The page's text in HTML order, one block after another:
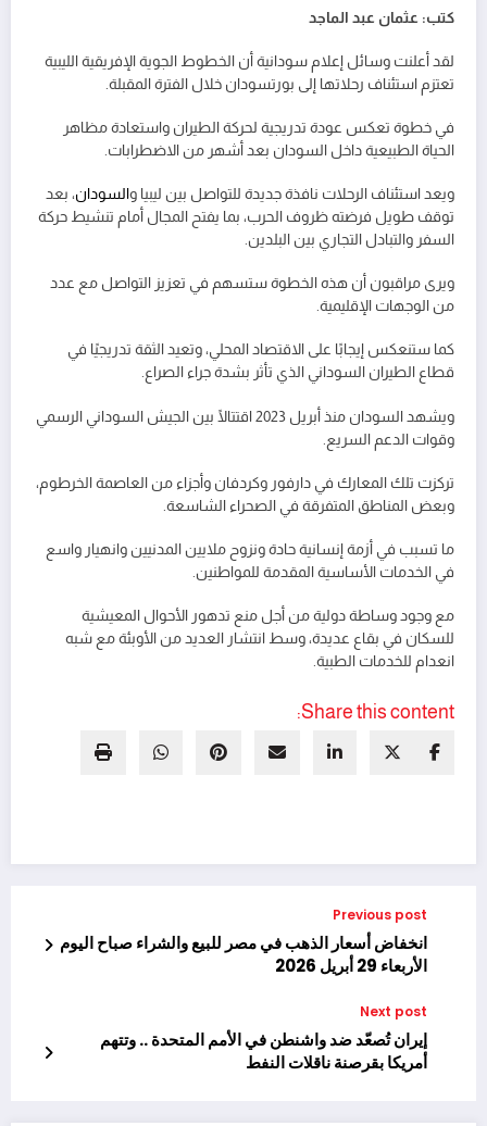
كتب: عثمان عبد الماجد
لقد أعلنت وسائل إعلام سودانية أن الخطوط الجوية الإفريقية الليبية
تعتزم استئناف رحلاتها إلى بورتسودان خلال الفترة المقبلة.
في خطوة تعكس عودة تدريجية لحركة الطيران واستعادة مظاهر
الحياة الطبيعية داخل السودان بعد أشهر من الاضطرابات.
ويعد استئناف الرحلات نافذة جديدة للتواصل بين ليبيا و السودان، بعد
توقف طويل فرضته ظروف الحرب، بما يفتح المجال أمام تنشيط حركة
السفر والتبادل التجاري بين البلدين.
ويرى مراقبون أن هذه الخطوة ستسهم في تعزيز التواصل مع عدد
من الوجهات الإقليمية.
كما ستنعكس إيجابًا على الاقتصاد المحلي، وتعيد الثقة تدريجيًا في
قطاع الطيران السوداني الذي تأثر بشدة جراء الصراع.
ويشهد السودان منذ أبريل 2023 اقتتالًا بين الجيش السوداني الرسمي
وقوات الدعم السريع.
تركزت تلك المعارك في دارفور وكردفان وأجزاء من العاصمة الخرطوم،
وبعض المناطق المتفرقة في الصحراء الشاسعة.
ما تسبب في أزمة إنسانية حادة ونزوح ملايين المدنيين وانهيار واسع
في الخدمات الأساسية المقدمة للمواطنين.
مع وجود وساطة دولية من أجل منع تدهور الأحوال المعيشية
للسكان في بقاع عديدة، وسط انتشار العديد من الأوبئة مع شبه
انعدام للخدمات الطبية.
Share this content:
Previous post
انخفاض أسعار الذهب في مصر للبيع والشراء صباح اليوم
الأربعاء 29 أبريل 2026
Next post
إيران تُصعّد ضد واشنطن في الأمم المتحدة .. وتتهم
أمريكا بقرصنة ناقلات النفط